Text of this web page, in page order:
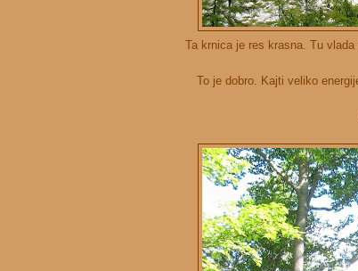
Ta krnica je res krasna. Tu
To je dobro. Kajti veliko